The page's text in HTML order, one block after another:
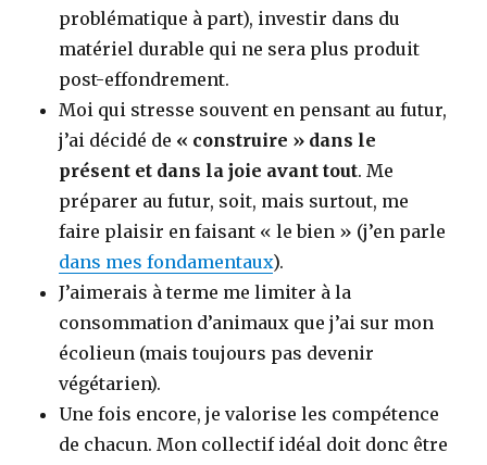
problématique à part), investir dans du
matériel durable qui ne sera plus produit
post-effondrement.
Moi qui stresse souvent en pensant au futur,
j’ai décidé de « construire » dans le
présent et dans la joie avant tout. Me
préparer au futur, soit, mais surtout, me
faire plaisir en faisant « le bien » (j’en parle
dans mes fondamentaux).
J’aimerais à terme me limiter à la
consommation d’animaux que j’ai sur mon
écolieun (mais toujours pas devenir
végétarien).
Une fois encore, je valorise les compétence
de chacun. Mon collectif idéal doit donc être